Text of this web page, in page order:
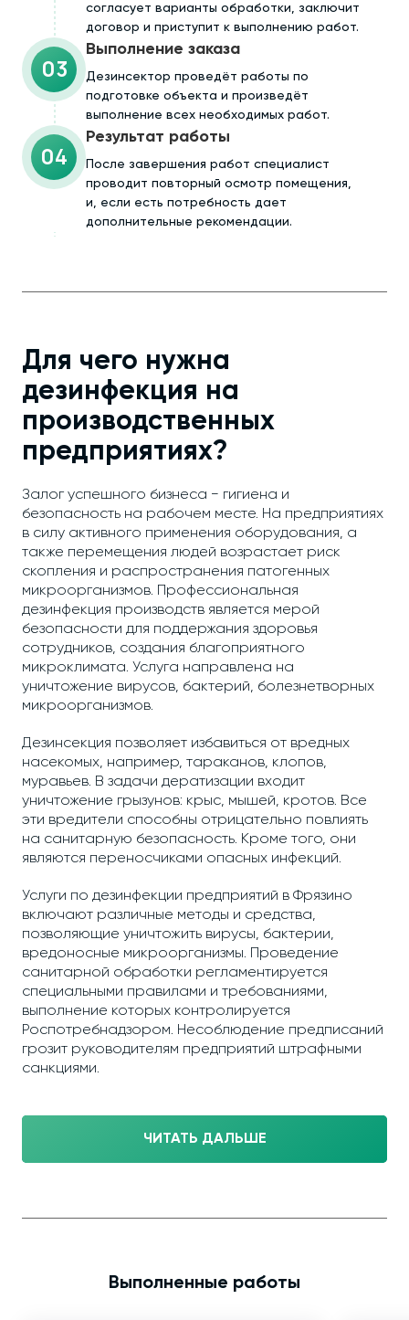
согласует варианты обработки, заключит
договор и приступит к выполнению работ.
03
Выполнение заказа
Дезинсектор проведёт работы по
подготовке объекта и произведёт
выполнение всех необходимых работ.
04
Результат работы
После завершения работ специалист
проводит повторный осмотр помещения,
и, если есть потребность дает
дополнительные рекомендации.
Для чего нужна
дезинфекция на
производственных
предприятиях?
Залог успешного бизнеса − гигиена и
безопасность на рабочем месте. На предприятиях
в силу активного применения оборудования, а
также перемещения людей возрастает риск
скопления и распространения патогенных
микроорганизмов. Профессиональная
дезинфекция производств является мерой
безопасности для поддержания здоровья
сотрудников, создания благоприятного
микроклимата. Услуга направлена на
уничтожение вирусов, бактерий, болезнетворных
микроорганизмов.
Дезинсекция позволяет избавиться от вредных
насекомых, например, тараканов, клопов,
муравьев. В задачи дератизации входит
уничтожение грызунов: крыс, мышей, кротов. Все
эти вредители способны отрицательно повлиять
на санитарную безопасность. Кроме того, они
являются переносчиками опасных инфекций.
Услуги по дезинфекции предприятий в Фрязино
включают различные методы и средства,
позволяющие уничтожить вирусы, бактерии,
вредоносные микроорганизмы. Проведение
санитарной обработки регламентируется
специальными правилами и требованиями,
выполнение которых контролируется
Роспотребнадзором. Несоблюдение предписаний
грозит руководителям предприятий штрафными
санкциями.
ЧИТАТЬ ДАЛЬШЕ
Выполненные работы